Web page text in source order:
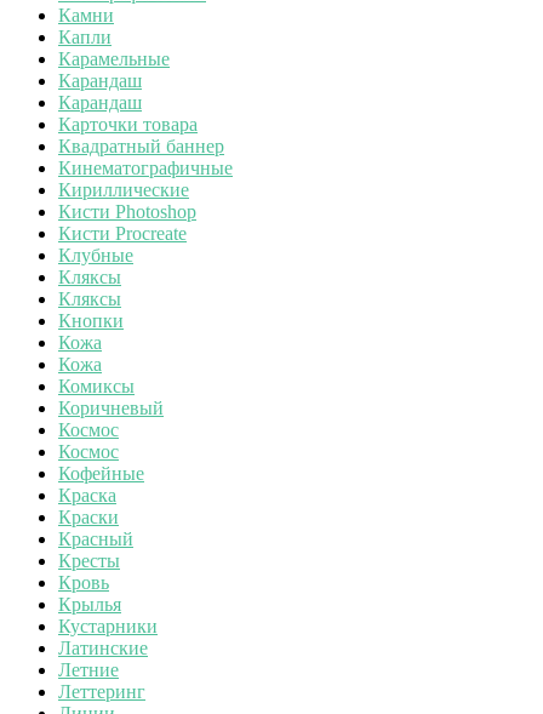
Камни
Капли
Карамельные
Карандаш
Карандаш
Карточки товара
Квадратный баннер
Кинематографичные
Кириллические
Кисти Photoshop
Кисти Procreate
Клубные
Кляксы
Кляксы
Кнопки
Кожа
Кожа
Комиксы
Коричневый
Космос
Космос
Кофейные
Краска
Краски
Красный
Кресты
Кровь
Крылья
Кустарники
Латинские
Летние
Леттеринг